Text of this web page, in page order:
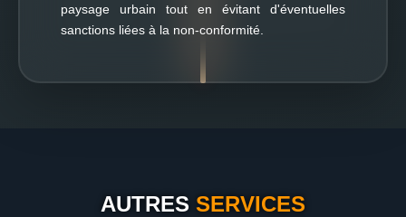
paysage urbain tout en évitant d'éventuelles
sanctions liées à la non-conformité.
AUTRES SERVICES